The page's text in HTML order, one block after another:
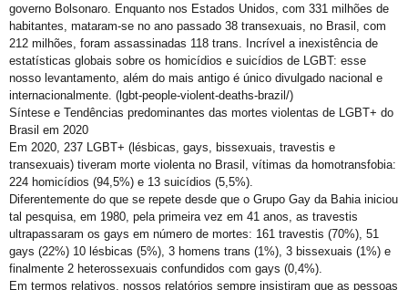
Inovação e inclusão: o papel crucial da diversidade LGBT+ nas empresas
Madrinha Jovem do 21ª Orgulho LGBT+ da Bahia: Tifanny Conceição
21º Orgulho LGBT+ Bahia pelo YouTube e Instagram
Lançamento online
Madrinhas do 21º Orgulho LGBT+ Bahia
Criar Grupo de Afinidade LGBT na empresa
governo Bolsonaro. Enquanto nos Estados Unidos, com 331 milhões de
habitantes, mataram-se no ano passado 38 transexuais, no Brasil, com
212 milhões, foram assassinadas 118 trans. Incrível a inexistência de
estatísticas globais sobre os homicídios e suicídios de LGBT: esse
nosso levantamento, além do mais antigo é único divulgado nacional e
internacionalmente. (lgbt-people-violent-deaths-brazil/)
Síntese e Tendências predominantes das mortes violentas de LGBT+ do
Brasil em 2020
Em 2020, 237 LGBT+ (lésbicas, gays, bissexuais, travestis e
transexuais) tiveram morte violenta no Brasil, vítimas da homotransfobia:
224 homicídios (94,5%) e 13 suicídios (5,5%).
Diferentemente do que se repete desde que o Grupo Gay da Bahia iniciou
tal pesquisa, em 1980, pela primeira vez em 41 anos, as travestis
ultrapassaram os gays em número de mortes: 161 travestis (70%), 51
gays (22%) 10 lésbicas (5%), 3 homens trans (1%), 3 bissexuais (1%) e
finalmente 2 heterossexuais confundidos com gays (0,4%).
Em termos relativos, nossos relatórios sempre insistiram que as pessoas